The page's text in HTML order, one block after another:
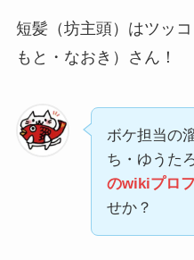
短髪（坊主頭）はツッ
もと・なおき）さん！
ボケ担当の
ち・ゆうた
のwikiプロ
せか？